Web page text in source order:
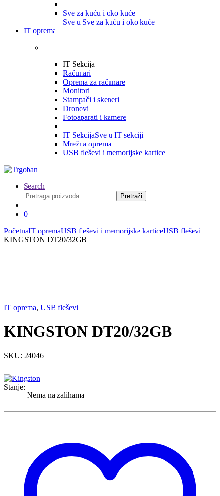
Sve za kuću i oko kuće
Sve u Sve za kuću i oko kuće
IT oprema
IT Sekcija
Računari
Oprema za računare
Monitori
Stampači i skeneri
Dronovi
Fotoaparati i kamere
IT SekcijaSve u IT sekciji
Mrežna oprema
USB fleševi i memorijske kartice
Search
Pretraga
za:
Pretraži
0
PočetnaIT opremaUSB fleševi i memorijske karticeUSB fleševi
KINGSTON DT20/32GB
IT oprema, USB fleševi
KINGSTON DT20/32GB
SKU: 24046
Stanje:
Nema na zalihama